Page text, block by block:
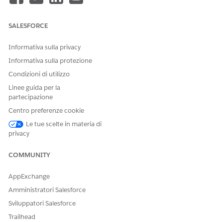
SALESFORCE
Informativa sulla privacy
Informativa sulla protezione
Condizioni di utilizzo
Linee guida per la
partecipazione
Centro preferenze cookie
Le tue scelte in materia di
privacy
COMMUNITY
AppExchange
Amministratori Salesforce
Sviluppatori Salesforce
Trailhead